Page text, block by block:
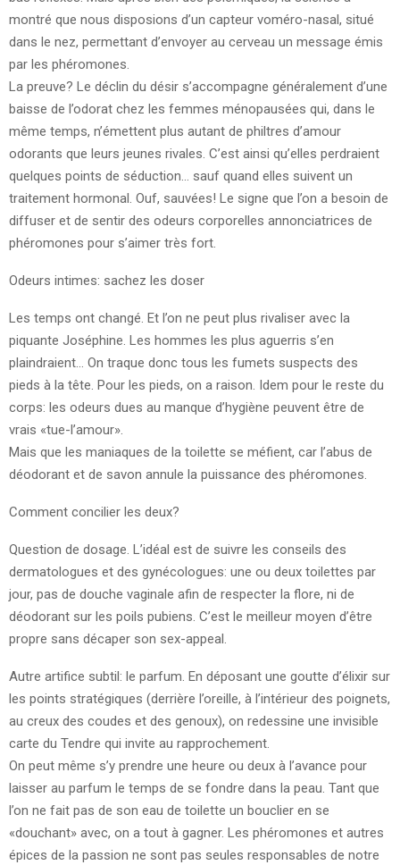
montré que nous disposions d’un capteur voméro-nasal, situé
dans le nez, permettant d’envoyer au cerveau un message émis
par les phéromones.
La preuve? Le déclin du désir s’accompagne généralement d’une
baisse de l’odorat chez les femmes ménopausées qui, dans le
même temps, n’émettent plus autant de philtres d’amour
odorants que leurs jeunes rivales. C’est ainsi qu’elles perdraient
quelques points de séduction… sauf quand elles suivent un
traitement hormonal. Ouf, sauvées! Le signe que l’on a besoin de
diffuser et de sentir des odeurs corporelles annonciatrices de
phéromones pour s’aimer très fort.
Odeurs intimes: sachez les doser
Les temps ont changé. Et l’on ne peut plus rivaliser avec la
piquante Joséphine. Les hommes les plus aguerris s’en
plaindraient… On traque donc tous les fumets suspects des
pieds à la tête. Pour les pieds, on a raison. Idem pour le reste du
corps: les odeurs dues au manque d’hygiène peuvent être de
vrais «tue-l’amour».
Mais que les maniaques de la toilette se méfient, car l’abus de
déodorant et de savon annule la puissance des phéromones.
Comment concilier les deux?
Question de dosage. L’idéal est de suivre les conseils des
dermatologues et des gynécologues: une ou deux toilettes par
jour, pas de douche vaginale afin de respecter la flore, ni de
déodorant sur les poils pubiens. C’est le meilleur moyen d’être
propre sans décaper son sex-appeal.
Autre artifice subtil: le parfum. En déposant une goutte d’élixir sur
les points stratégiques (derrière l’oreille, à l’intérieur des poignets,
au creux des coudes et des genoux), on redessine une invisible
carte du Tendre qui invite au rapprochement.
On peut même s’y prendre une heure ou deux à l’avance pour
laisser au parfum le temps de se fondre dans la peau. Tant que
l’on ne fait pas de son eau de toilette un bouclier en se
«douchant» avec, on a tout à gagner. Les phéromones et autres
épices de la passion ne sont pas seules responsables de notre